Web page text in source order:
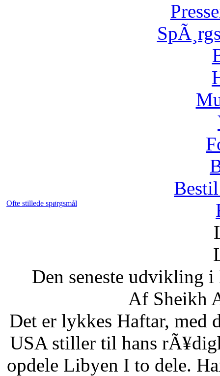
Ofte stillede spørgsmål
Den seneste udvikling
Af Sheikh
Det er lykkes Haftar, med
USA stiller til hans
opdele Libyen I to dele.